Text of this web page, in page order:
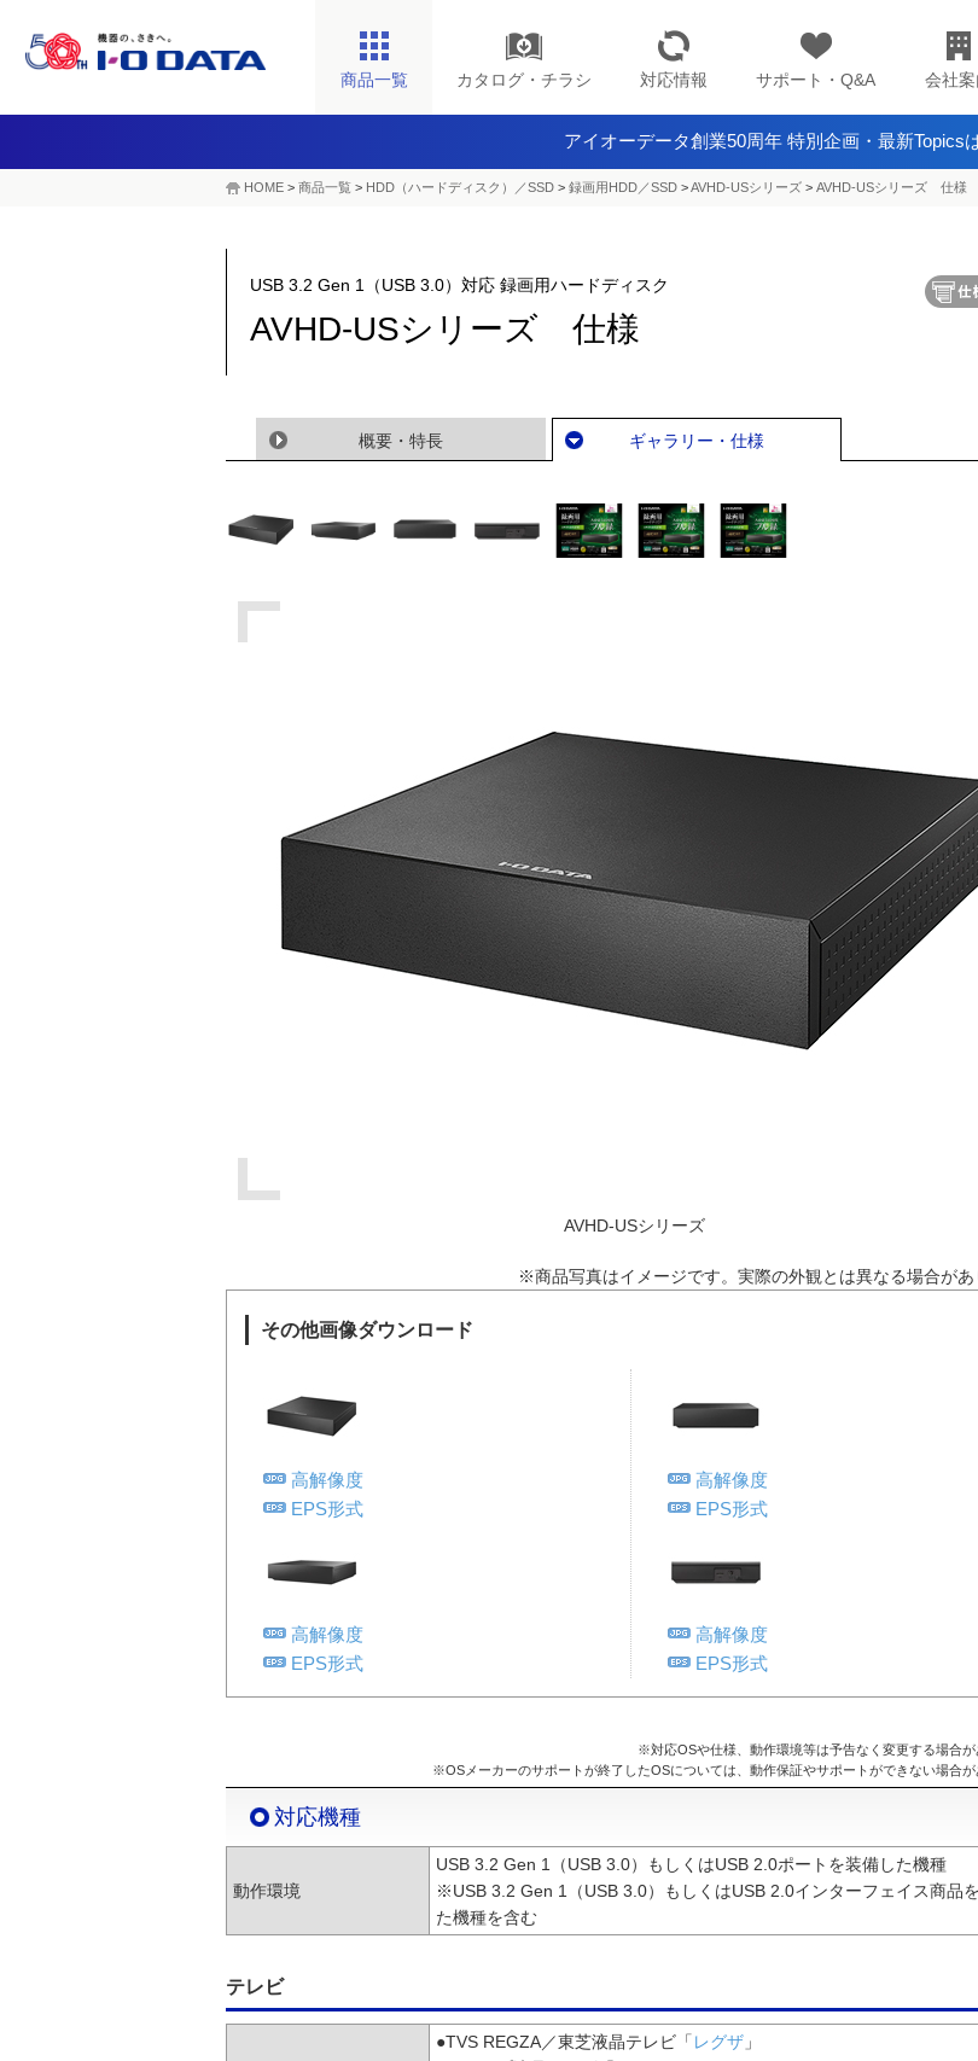
商品一覧 カタログ・チラシ 対応情報 サポート・Q&A 会社案
アイオーデータ創業50周年 特別企画・最新Topics
HOME > 商品一覧 > HDD（ハードディスク）／SSD > 録画用HDD／SSD >AVHD-USシリーズ > AVHD-USシリーズ 仕様
USB 3.2 Gen 1（USB 3.0）対応 録画用ハードディスク
AVHD-USシリーズ 仕様
概要・特長 ギャラリー・仕様
AVHD-USシリーズ
※商品写真はイメージです。実際の外観とは異なる場合があ
その他画像ダウンロード
高解像度
EPS形式
高解像度
EPS形式
高解像度
EPS形式
高解像度
EPS形式
※対応OSや仕様、動作環境等は予告なく変更する場合が
※OSメーカーのサポートが終了したOSについては、動作保証やサポートができない場合が
対応機種
動作環境
USB 3.2 Gen 1（USB 3.0）もしくはUSB 2.0ポートを装備した機種
※USB 3.2 Gen 1（USB 3.0）もしくはUSB 2.0インターフェイス商品
た機種を含む
テレビ
●TVS REGZA／東芝液晶テレビ「 レグザ 」